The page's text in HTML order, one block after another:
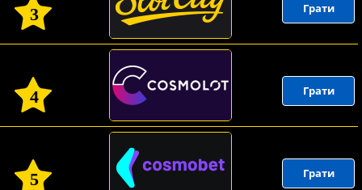
3 Грати
4 Грати
5 Грати